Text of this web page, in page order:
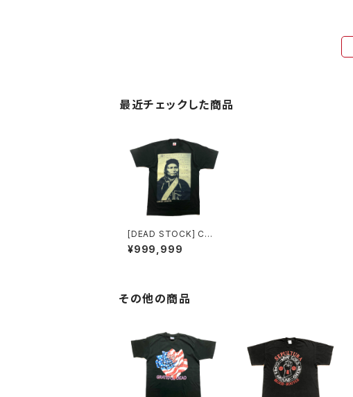
最近チェックした商品
[DEAD STOCK] CHIE
F JOSEPH T-SHIRT
¥999,999
その他の商品